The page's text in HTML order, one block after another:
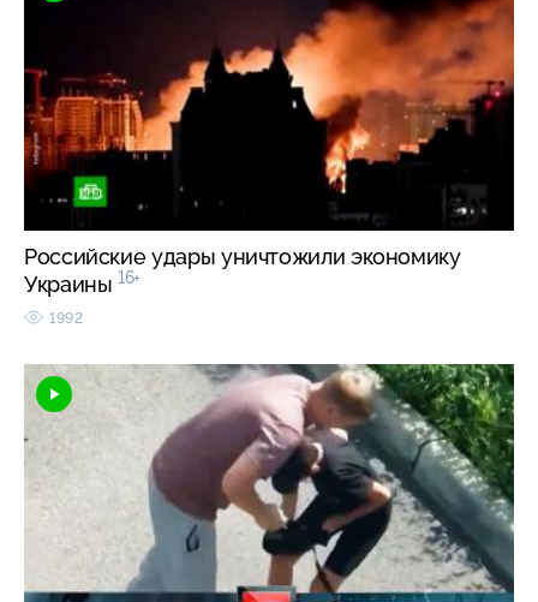
Российские удары уничтожили экономику
Украины 16+
1992